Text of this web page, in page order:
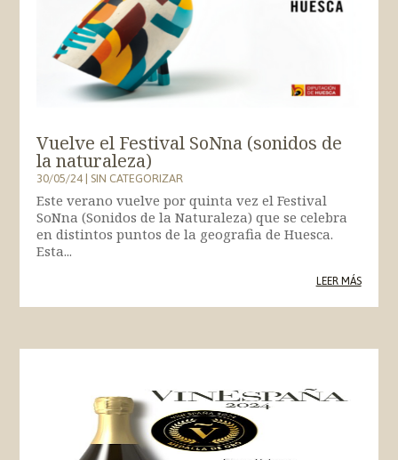
Vuelve el Festival SoNna (sonidos de
la naturaleza)
30/05/24| SIN CATEGORIZAR
Este verano vuelve por quinta vez el Festival
SoNna (Sonidos de la Naturaleza) que se celebra
en distintos puntos de la geografia de Huesca.
Esta...
LEER MÁS